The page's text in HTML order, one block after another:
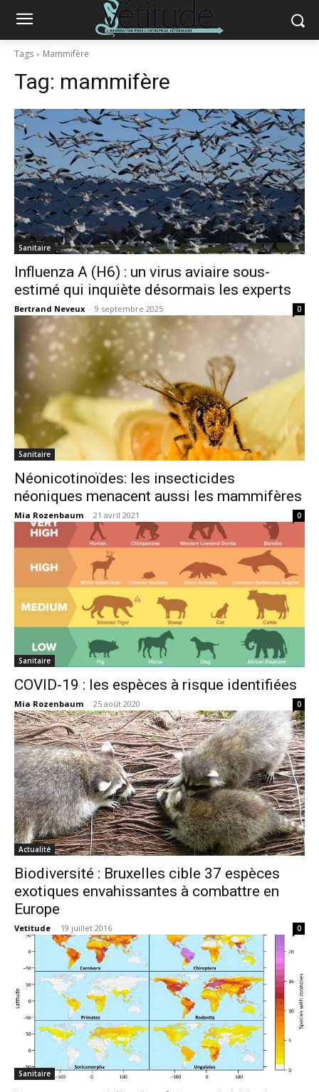
Tags Mammifère
Tag: mammifère
Sanitaire
Influenza A (H6) : un virus aviaire sous-
estimé qui inquiète désormais les experts
Bertrand Neveux - 9 septembre 2025 0
Sanitaire
Néonicotinoïdes: les insecticides
néoniques menacent aussi les mammifères
Mia Rozenbaum - 21 avril 2021 0
Sanitaire
COVID-19 : les espèces à risque identifiées
Mia Rozenbaum - 25 août 2020 0
Actualité
Biodiversité : Bruxelles cible 37 espèces
exotiques envahissantes à combattre en
Europe
Vetitude - 19 juillet 2016 0
Sanitaire